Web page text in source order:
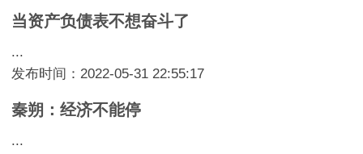
当资产负债表不想奋斗了
...
发布时间：2022-05-31 22:55:17
秦朔：经济不能停
...